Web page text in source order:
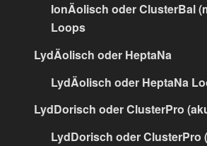
IonÄolisch oder ClusterBal
Loops
LydÄolisch oder HeptaNa
LydÄolisch oder HeptaNa
LydDorisch oder ClusterPro
LydDorisch oder ClusterPro